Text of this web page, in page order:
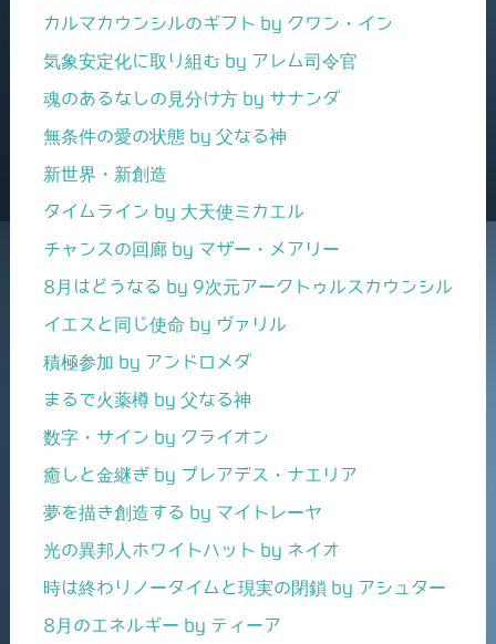
カルマカウンシルのギフト by クワン・イン
気象安定化に取り組む by アレム司令官
魂のあるなしの見分け方 by サナンダ
無条件の愛の状態 by 父なる神
新世界・新創造
タイムライン by 大天使ミカエル
チャンスの回廊 by マザー・メアリー
8月はどうなる by 9次元アークトゥルスカウンシル
イエスと同じ使命 by ヴァリル
積極参加 by アンドロメダ
まるで火薬樽 by 父なる神
数字・サイン by クライオン
癒しと金継ぎ by プレアデス・ナエリア
夢を描き創造する by マイトレーヤ
光の異邦人ホワイトハット by ネイオ
時は終わりノータイムと現実の閉鎖 by アシュター
8月のエネルギー by ティーア